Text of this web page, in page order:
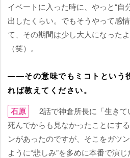
イベートに入った時に、やっと“自
出したくらい。でもそうやって感
て、その期間は少し大人になった
（笑）。
――その意味でもミコトという
れば教えてください。
石原
2話で神倉所長に「生きて
死んでからも見なかったことにす
ンがあったのですが、そこをガツ
ように“悲しみ”を多めに本番で演